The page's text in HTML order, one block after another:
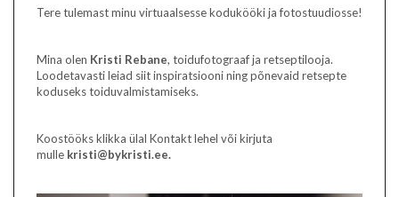
Tere tulemast minu virtuaalsesse kodukööki ja fotostuudiosse!
Mina olen Kristi Rebane, toidufotograaf ja retseptilooja.
Loodetavasti leiad siit inspiratsiooni ning põnevaid retsepte
koduseks toiduvalmistamiseks.
Koostööks klikka ülal Kontakt lehel või kirjuta
mulle kristi@bykristi.ee.